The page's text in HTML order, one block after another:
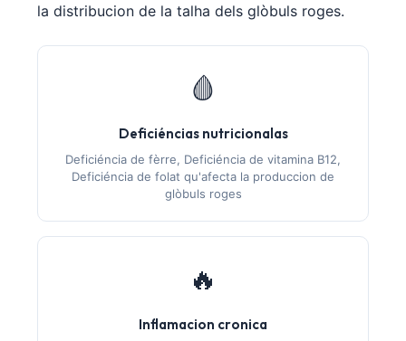
la distribucion de la talha dels glòbuls roges.
🩸
Deficiéncias nutricionalas
Deficiéncia de fèrre, Deficiéncia de vitamina B12,
Deficiéncia de folat qu'afecta la produccion de
glòbuls roges
🔥
Inflamacion cronica